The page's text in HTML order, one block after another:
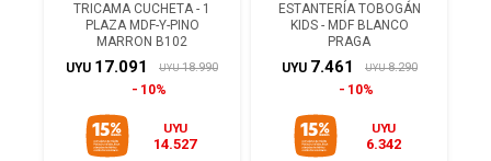
TRICAMA CUCHETA - 1
PLAZA MDF-Y-PINO
MARRON B102
UYU 17.091 UYU 18.990
10%
UYU
14.527
ESTANTERÍA TOBOGÁN
KIDS - MDF BLANCO
PRAGA
UYU 7.461 UYU 8.290
10%
UYU
6.342